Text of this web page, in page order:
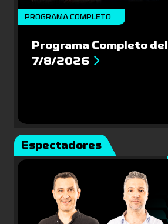
PROGRAMA COMPLETO
Programa Completo del
7/8/2026
Espectadores